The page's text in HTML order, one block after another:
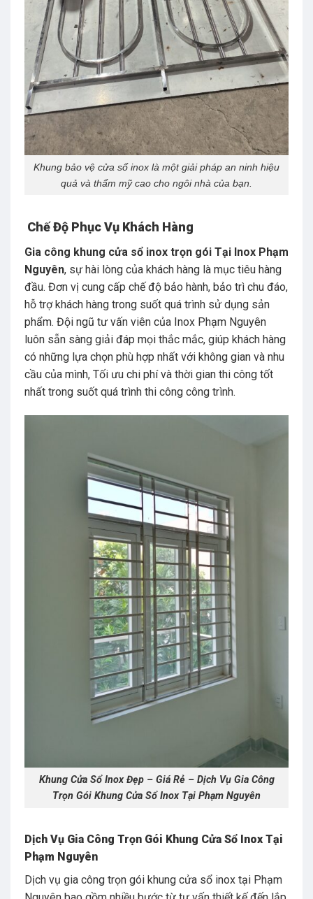
Khung bảo vệ cửa sổ inox là một giải pháp an ninh hiệu
quả và thẩm mỹ cao cho ngôi nhà của bạn.
Chế Độ Phục Vụ Khách Hàng
Gia công khung cửa sổ inox trọn gói Tại Inox Phạm
Nguyên, sự hài lòng của khách hàng là mục tiêu hàng
đầu. Đơn vị cung cấp chế độ bảo hành, bảo trì chu đáo,
hỗ trợ khách hàng trong suốt quá trình sử dụng sản
phẩm. Đội ngũ tư vấn viên của Inox Phạm Nguyên
luôn sẵn sàng giải đáp mọi thắc mắc, giúp khách hàng
có những lựa chọn phù hợp nhất với không gian và nhu
cầu của mình, Tối ưu chi phí và thời gian thi công tốt
nhất trong suốt quá trình thi công công trình.
Khung Cửa Sổ Inox Đẹp – Giá Rẻ – Dịch Vụ Gia Công
Trọn Gói Khung Cửa Sổ Inox Tại Phạm Nguyên
Dịch Vụ Gia Công Trọn Gói Khung Cửa Sổ Inox Tại
Phạm Nguyên
Dịch vụ gia công trọn gói khung cửa sổ inox tại Phạm